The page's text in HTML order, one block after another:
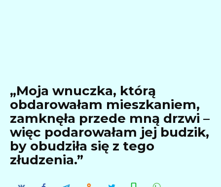
„Moja wnuczka, którą
obdarowałam mieszkaniem,
zamknęła przede mną drzwi –
więc podarowałam jej budzik,
by obudziła się z tego
złudzenia.”